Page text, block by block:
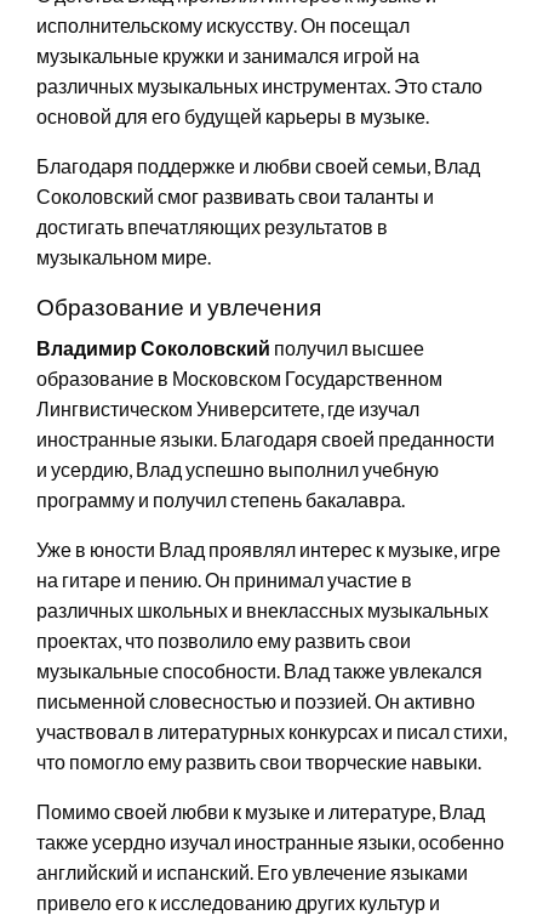
исполнительскому искусству. Он посещал
музыкальные кружки и занимался игрой на
различных музыкальных инструментах. Это стало
основой для его будущей карьеры в музыке.
Благодаря поддержке и любви своей семьи, Влад
Соколовский смог развивать свои таланты и
достигать впечатляющих результатов в
музыкальном мире.
Образование и увлечения
Владимир Соколовский получил высшее
образование в Московском Государственном
Лингвистическом Университете, где изучал
иностранные языки. Благодаря своей преданности
и усердию, Влад успешно выполнил учебную
программу и получил степень бакалавра.
Уже в юности Влад проявлял интерес к музыке, игре
на гитаре и пению. Он принимал участие в
различных школьных и внеклассных музыкальных
проектах, что позволило ему развить свои
музыкальные способности. Влад также увлекался
письменной словесностью и поэзией. Он активно
участвовал в литературных конкурсах и писал стихи,
что помогло ему развить свои творческие навыки.
Помимо своей любви к музыке и литературе, Влад
также усердно изучал иностранные языки, особенно
английский и испанский. Его увлечение языками
привело его к исследованию других культур и